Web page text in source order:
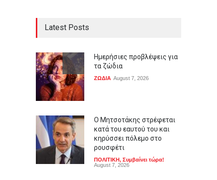
Latest Posts
Ημερήσιες προβλέψεις για
τα ζώδια
ΖΩΔΙΑ August 7, 2026
Ο Μητσοτάκης στρέφεται
κατά του εαυτού του και
κηρύσσει πόλεμο στο
ρουσφέτι
ΠΟΛΙΤΙΚΗ, Συμβαίνει τώρα!
August 7, 2026